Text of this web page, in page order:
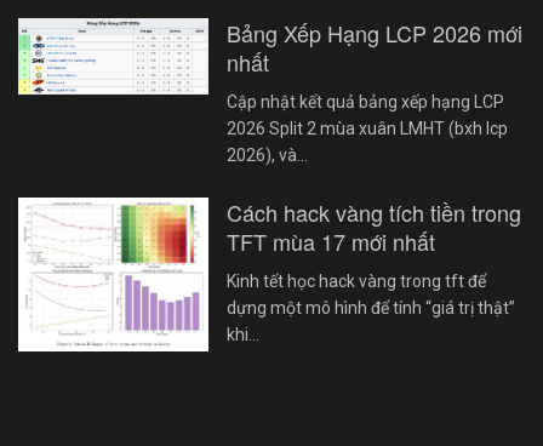
Bảng Xếp Hạng LCP 2026 mới
nhất
Cập nhật kết quả bảng xếp hạng LCP
2026 Split 2 mùa xuân LMHT (bxh lcp
2026), và…
Cách hack vàng tích tiền trong
TFT mùa 17 mới nhất
Kinh tết học hack vàng trong tft để
dựng một mô hình để tính “giá trị thật”
khi…